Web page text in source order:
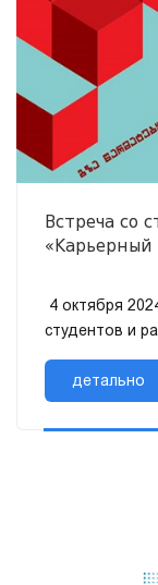
Встреча со
«Карьерный
4 октября
студентов и
студентами
детально